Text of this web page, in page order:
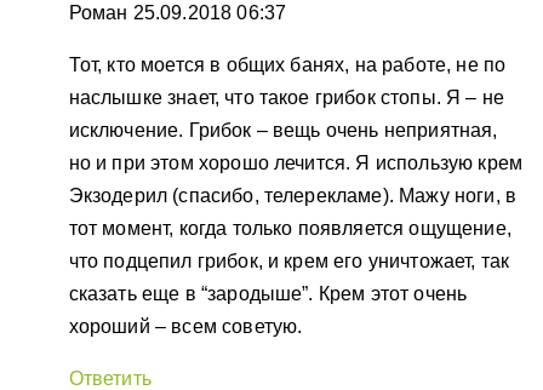
Роман 25.09.2018 06:37
Тот, кто моется в общих банях, на работе, не по
наслышке знает, что такое грибок стопы. Я – не
исключение. Грибок – вещь очень неприятная,
но и при этом хорошо лечится. Я использую крем
Экзодерил (спасибо, телерекламе). Мажу ноги, в
тот момент, когда только появляется ощущение,
что подцепил грибок, и крем его уничтожает, так
сказать еще в “зародыше”. Крем этот очень
хороший – всем советую.
Ответить